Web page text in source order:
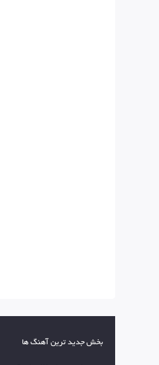
بخش جدید ترین آهنگ ها